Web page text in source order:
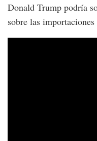
Donald Trump podría
sobre las